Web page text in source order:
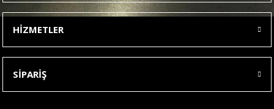
Ürün bilgilerinde hatalar bulunuyor.
Ürün fiyatı diğer sitelerden daha pahalı.
Bu ürüne benzer farklı alternatifler olmalı.
HİZMETLER
SİPARİŞ